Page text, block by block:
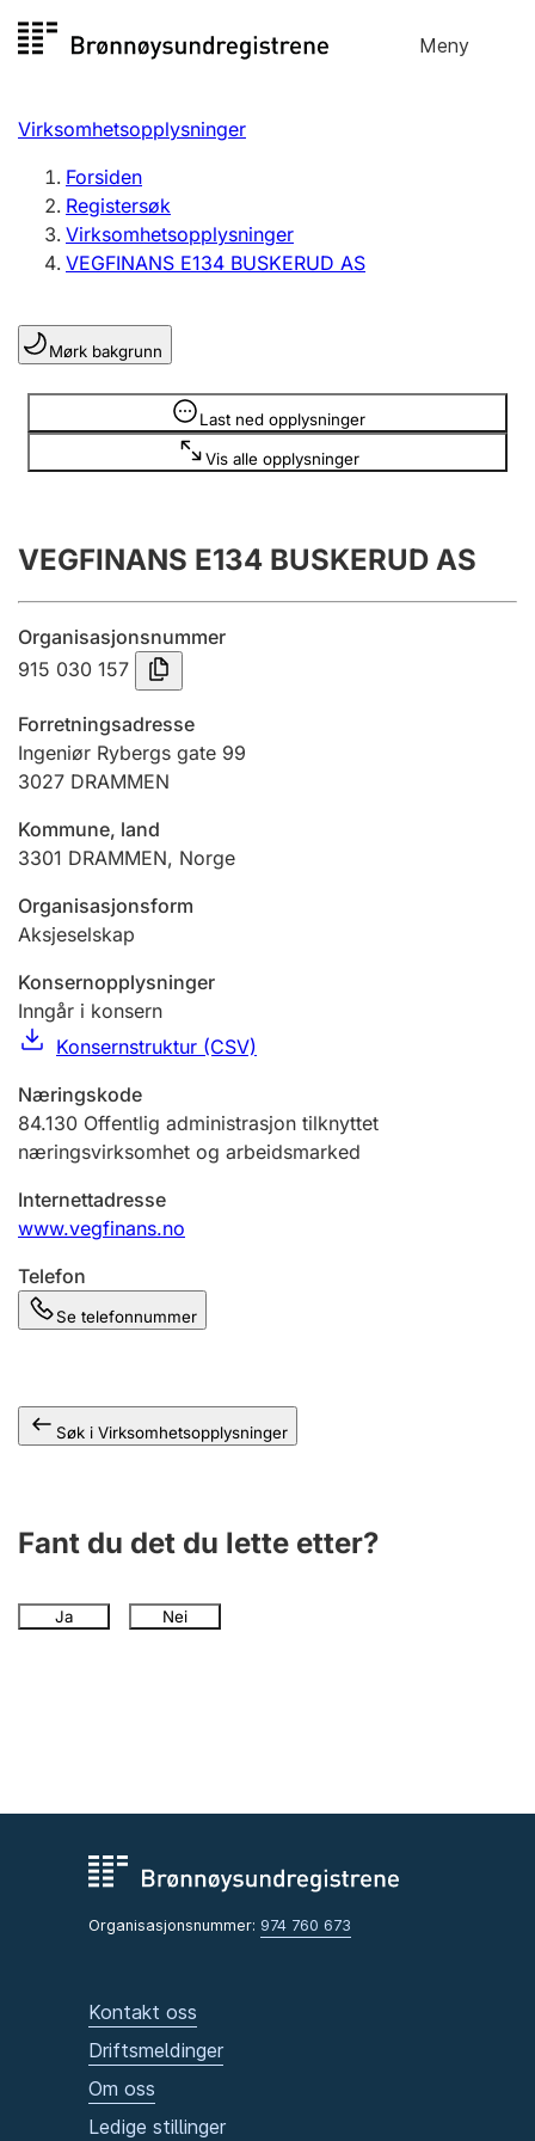
til
Meny
Registersøk
Aksjeselskap
Enkeltpersonforetak
Registrere, endre, slette
Lag og forening
Registrere, endre, slette
Årsregnskap
Innsending og forsinkelsesgebyr
Tinglysing
Jeger
Ektepaktveileder
Offentlig sektor
Andre tema
Virksomhetsopplysninger
Forsiden
Registersøk
Virksomhetsopplysninger
VEGFINANS E134 BUSKERUD AS
Mørk bakgrunn
Last ned opplysninger
Vis alle opplysninger
Opplysninger er skjult
VEGFINANS E134 BUSKERUD AS
Organisasjonsnummer
915 030 157
Forretningsadresse
Ingeniør Rybergs gate 99
3027 DRAMMEN
Kommune, land
3301 DRAMMEN, Norge
Organisasjonsform
Aksjeselskap
Konsernopplysninger
Inngår i konsern
Konsernstruktur (CSV)
Næringskode
84.130 Offentlig administrasjon tilknyttet
næringsvirksomhet og arbeidsmarked
Internettadresse
www.vegfinans.no
Telefon
Se telefonnummer
Søk i Virksomhetsopplysninger
Fant du det du lette etter?
Ja Nei
Organisasjonsnummer: 974 760 673
Kontakt oss
Driftsmeldinger
Om oss
Ledige stillinger